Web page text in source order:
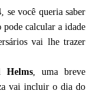
se você queria saber
pode calcular a idade
vai lhe trazer
Helms, uma breve
vai incluir o dia do